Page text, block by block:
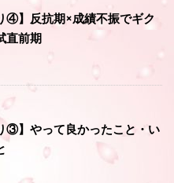
④】反抗期×成績不振でギク
直前期
③】やって良かったこと・い